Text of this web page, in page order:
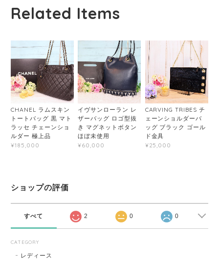
Related Items
CHANEL ラムスキン
トートバッグ 黒 マト
ラッセ チェーンショ
ルダー 極上品
¥185,000
イヴサンローラン レ
ザーバッグ ロゴ型抜
き マグネットボタン
ほぼ未使用
¥60,000
CARVING TRIBES チ
ェーンショルダーバ
ッグ ブラック ゴール
ド金具
¥25,000
ショップの評価
すべて 2 0 0
CATEGORY
レディース